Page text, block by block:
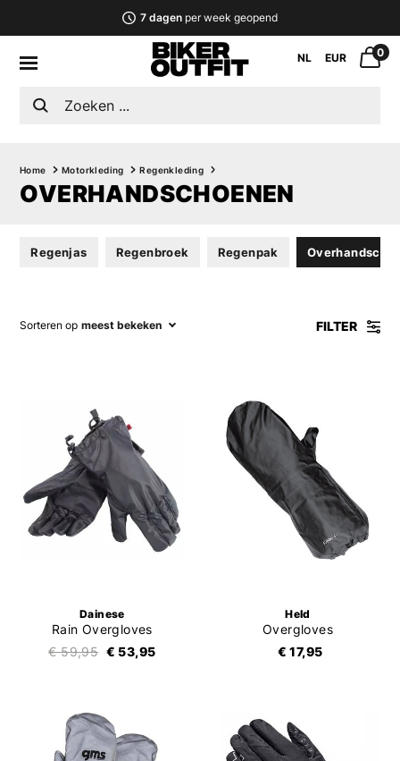
7 dagenper week geopend
NL EUR 0
Home Motorkleding Regenkleding
OVERHANDSCHOENEN
Regenjas Regenbroek Regenpak
Sorteren op meest bekeken FILTER
Dainese
Rain Overgloves
€ 59,95 € 53,95
Held
Overgloves
€ 17,95